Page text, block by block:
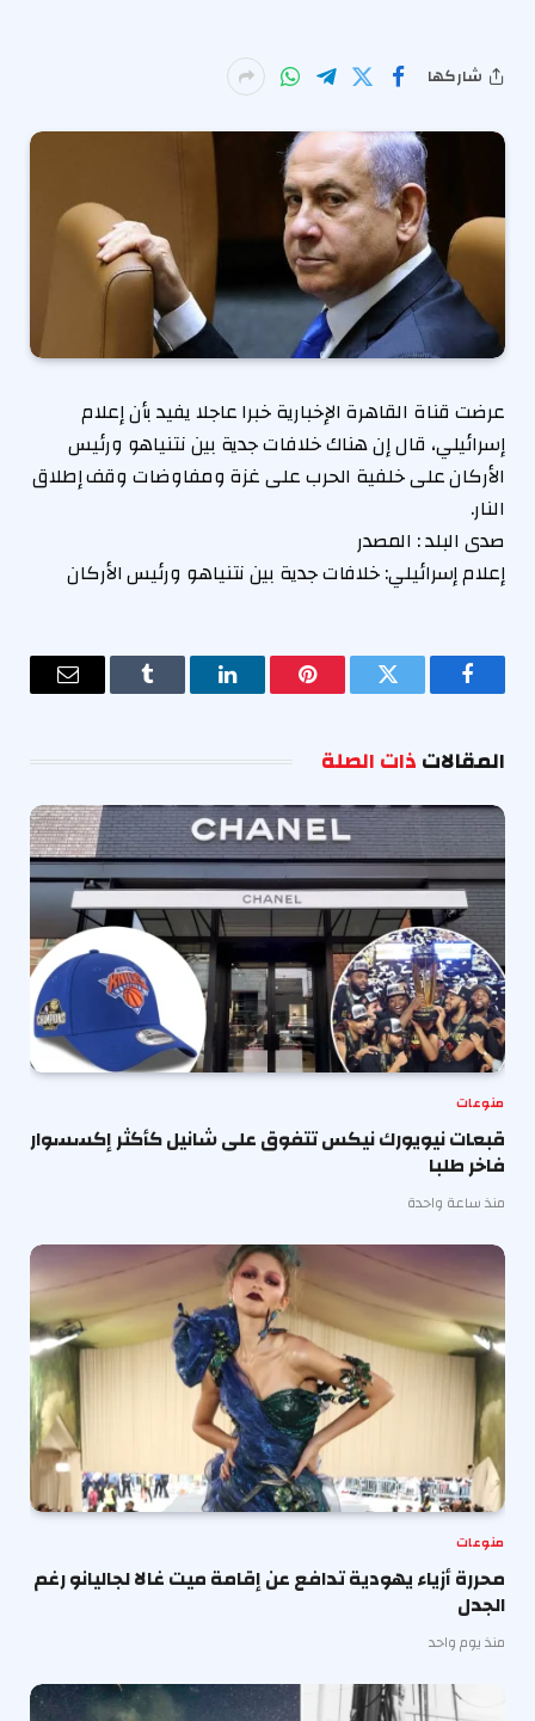
شاركها
عرضت قناة القاهرة الإخبارية خبرا عاجلا يفيد بأن إعلام
إسرائيلي، قال إن هناك خلافات جدية بين نتنياهو ورئيس
الأركان على خلفية الحرب على غزة ومفاوضات وقف إطلاق
النار.
صدى البلد : المصدر
إعلام إسرائيلي: خلافات جدية بين نتنياهو ورئيس الأركان
فيسبوك تويتر بينتيريستلينكدإن Tumblr
البريد
المقالاتذات الصلة
منوعات
قبعات نيويورك نيكس تتفوق على شانيل كأكثر إكسسوار
فاخر طلبا
منذ ساعة واحدة
منوعات
محررة أزياء يهودية تدافع عن إقامة ميت غالا لجاليانو رغم
الجدل
منذ يوم واحد